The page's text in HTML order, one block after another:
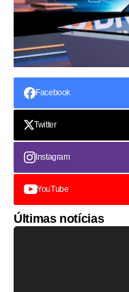
Facebook
Twitter
Instagram
YouTube
Últimas notícias